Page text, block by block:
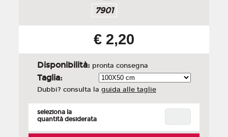
7901
€ 2,20
Disponibilità:pronta consegna
Taglia:
Dubbi? consulta la guida alle taglie
seleziona la
quantità desiderata